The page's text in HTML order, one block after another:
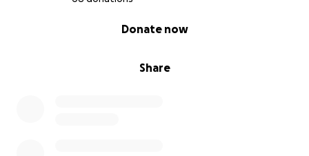
Share
Donate now